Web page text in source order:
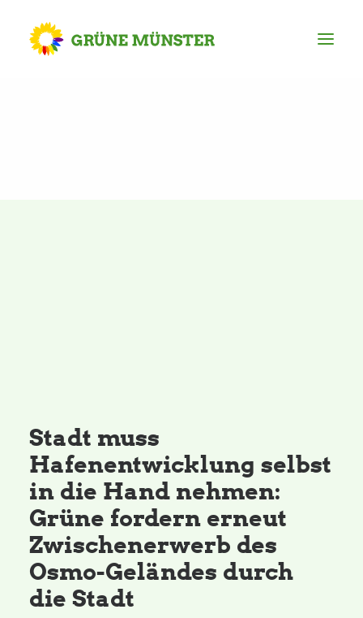
Grünes Zentrum
Personen
Sylvia Rietenberg, MdB
Dorothea Deppermann, MdL
Stadt muss
Hafenentwicklung selbst
in die Hand nehmen:
Grüne fordern erneut
Zwischenerwerb des
Osmo-Geländes durch
die Stadt